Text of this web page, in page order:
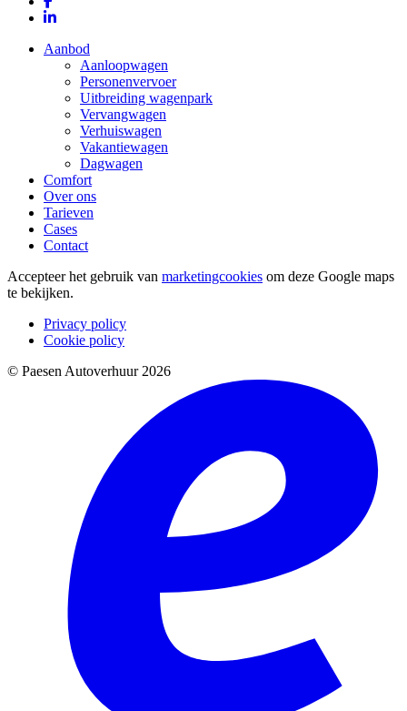
Aanbod
Aanloopwagen
Personenvervoer
Uitbreiding wagenpark
Vervangwagen
Verhuiswagen
Vakantiewagen
Dagwagen
Comfort
Over ons
Tarieven
Cases
Contact
Accepteer het gebruik van marketingcookies om deze Google maps
te bekijken.
Privacy policy
Cookie policy
© Paesen Autoverhuur 2026